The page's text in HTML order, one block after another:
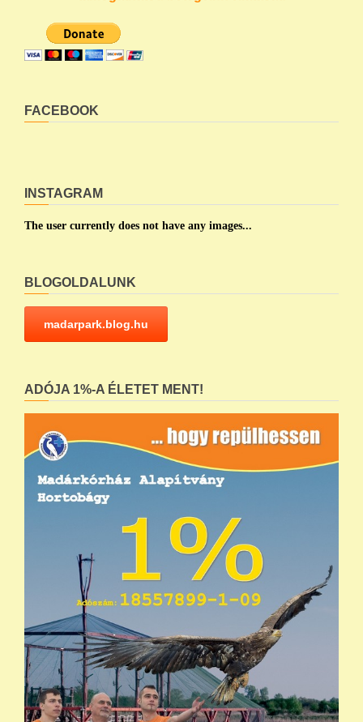
FACEBOOK
INSTAGRAM
The user currently does not have any images...
BLOGOLDALUNK
madarpark.blog.hu
ADÓJA 1%-A ÉLETET MENT!